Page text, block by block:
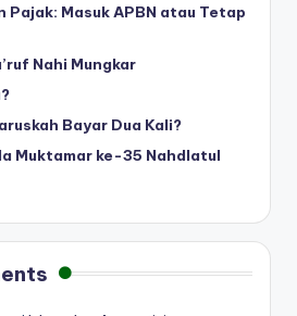
Masuk APBN atau Tetap
Nahi Mungkar
Bayar Dua Kali?
Muktamar ke-35 Nahdlatul